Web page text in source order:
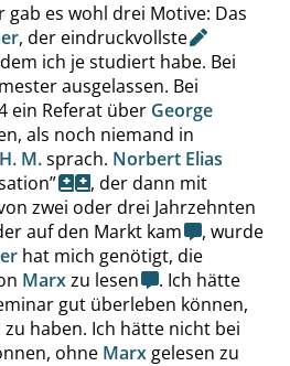
gab es wohl drei Motive: Das
, der eindruckvollste
ich je studiert habe. Bei
ausgelassen. Bei
ein Referat über George
als noch niemand in
M.sprach. Norbert Elias
”
, der dann mit
zwei oder drei Jahrzehnten
auf den Markt kam
, wurde
hat mich genötigt, die
Marxzu lesen
. Ich hätte
gut überleben können,
zu haben. Ich hätte nicht bei
ohne Marx gelesen zu